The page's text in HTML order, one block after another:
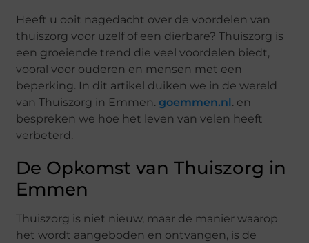
Heeft u ooit nagedacht over de voordelen van
thuiszorg voor uzelf of een dierbare? Thuiszorg is
een groeiende trend die veel voordelen biedt,
vooral voor ouderen en mensen met een
beperking. In dit artikel duiken we in de wereld
van Thuiszorg in Emmen.goemmen.nl . en
bespreken we hoe het leven van velen heeft
verbeterd.
De Opkomst van Thuiszorg in
Emmen
Thuiszorg is niet nieuw, maar de manier waarop
het wordt aangeboden en ontvangen, is de